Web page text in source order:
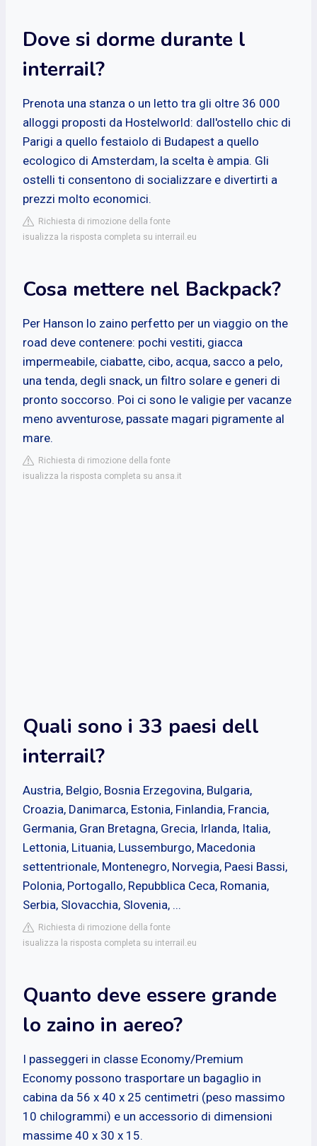
Dove si dorme durante l
interrail?
Prenota una stanza o un letto tra gli oltre 36 000
alloggi proposti da Hostelworld: dall'ostello chic di
Parigi a quello festaiolo di Budapest a quello
ecologico di Amsterdam, la scelta è ampia. Gli
ostelli ti consentono di socializzare e divertirti a
prezzi molto economici.
Richiesta di rimozione della fonte
isualizza la risposta completa su interrail.eu
Cosa mettere nel Backpack?
Per Hanson lo zaino perfetto per un viaggio on the
road deve contenere: pochi vestiti, giacca
impermeabile, ciabatte, cibo, acqua, sacco a pelo,
una tenda, degli snack, un filtro solare e generi di
pronto soccorso. Poi ci sono le valigie per vacanze
meno avventurose, passate magari pigramente al
mare.
Richiesta di rimozione della fonte
isualizza la risposta completa su ansa.it
Quali sono i 33 paesi dell
interrail?
Austria, Belgio, Bosnia Erzegovina, Bulgaria,
Croazia, Danimarca, Estonia, Finlandia, Francia,
Germania, Gran Bretagna, Grecia, Irlanda, Italia,
Lettonia, Lituania, Lussemburgo, Macedonia
settentrionale, Montenegro, Norvegia, Paesi Bassi,
Polonia, Portogallo, Repubblica Ceca, Romania,
Serbia, Slovacchia, Slovenia, ...
Richiesta di rimozione della fonte
isualizza la risposta completa su interrail.eu
Quanto deve essere grande
lo zaino in aereo?
I passeggeri in classe Economy/Premium
Economy possono trasportare un bagaglio in
cabina da 56 x 40 x 25 centimetri (peso massimo
10 chilogrammi) e un accessorio di dimensioni
massime 40 x 30 x 15.